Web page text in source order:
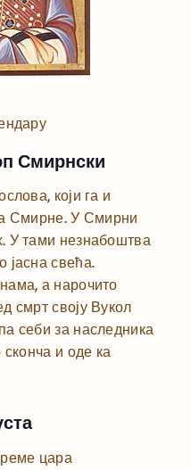
Смирнски
који га и
Смирне. У Смирни
У тами незнабоштва
јасна свећа.
а нарочито
смрт своју Вукол
себи за наследника
и оде ка
цара